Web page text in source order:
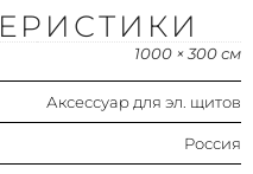
1000 × 300 см
Аксессуар для эл. щитов
Россия